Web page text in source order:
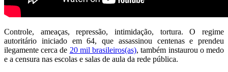
Controle, ameaças, repressão, intimidação, tortura. O regime
autoritário iniciado em 64, que assassinou centenas e prendeu
ilegamente cerca de 20 mil brasileiros(as), também instaurou o medo
e a censura nas escolas e salas de aula da rede pública.